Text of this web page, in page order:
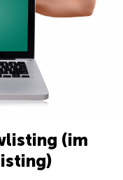
(im